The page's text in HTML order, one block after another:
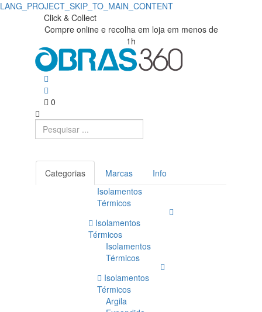
LANG_PROJECT_SKIP_TO_MAIN_CONTENT
Click & Collect
Compre online e recolha em loja em menos de
1h
0
Categorias Marcas
Info
Isolamentos
Térmicos
Isolamentos
Térmicos
Isolamentos
Térmicos
Isolamentos
Térmicos
Argila